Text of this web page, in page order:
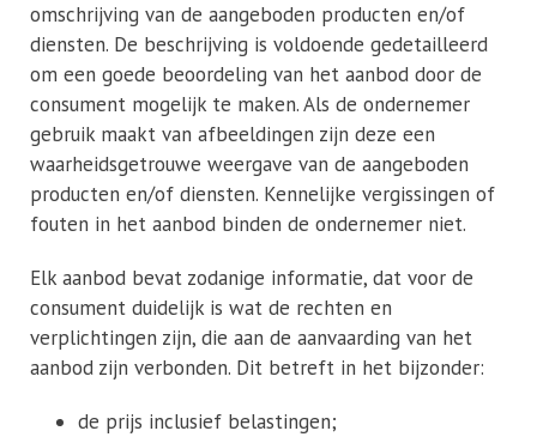
omschrijving van de aangeboden producten en/of
diensten. De beschrijving is voldoende gedetailleerd
om een goede beoordeling van het aanbod door de
consument mogelijk te maken. Als de ondernemer
gebruik maakt van afbeeldingen zijn deze een
waarheidsgetrouwe weergave van de aangeboden
producten en/of diensten. Kennelijke vergissingen of
fouten in het aanbod binden de ondernemer niet.
Elk aanbod bevat zodanige informatie, dat voor de
consument duidelijk is wat de rechten en
verplichtingen zijn, die aan de aanvaarding van het
aanbod zijn verbonden. Dit betreft in het bijzonder:
de prijs inclusief belastingen;